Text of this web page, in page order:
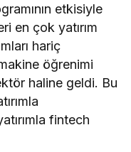
etkisiyle
en çok yatırım
hariç
öğrenimi
haline geldi. Bu
fintech